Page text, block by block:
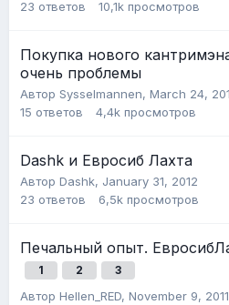
23 ответов 10,1k просмотров
Покупка нового
очень проблемы
Автор Sysselmannen, March 24,
15 ответов 4,4k просмотров
Dashk и Евросиб Лахта
Автор Dashk, January 31, 2012
23 ответов 6,5k просмотров
Печальный опыт.
1 2 3
Автор Hellen_RED, November 9, 2011